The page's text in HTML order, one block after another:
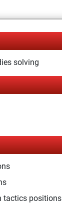
solving
tactics positions